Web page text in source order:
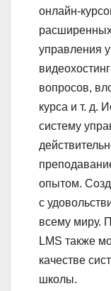
онлайн-
управления
вопросов,
курса и т. д.
систему
опытом.
с
всему миру.
LMS также
качестве
школы.